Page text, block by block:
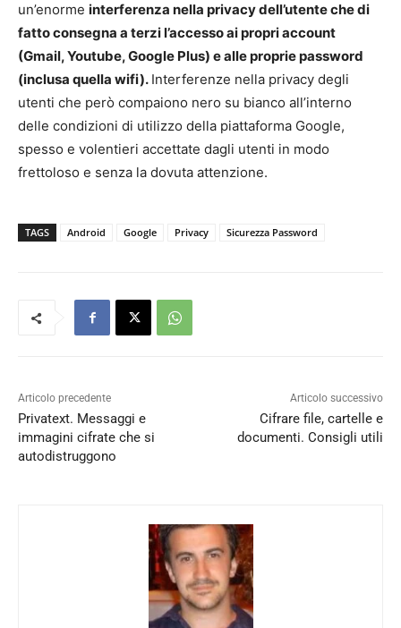
un’enorme interferenza nella privacy dell’utente che di
fatto consegna a terzi l’accesso ai propri account
(Gmail, Youtube, Google Plus) e alle proprie password
(inclusa quella wifi). Interferenze nella privacy degli
utenti che però compaiono nero su bianco all’interno
delle condizioni di utilizzo della piattaforma Google,
spesso e volentieri accettate dagli utenti in modo
frettoloso e senza la dovuta attenzione.
TAGS Android Google Privacy Sicurezza Password
Articolo precedente
Privatext. Messaggi e
immagini cifrate che si
autodistruggono
Articolo successivo
Cifrare file, cartelle e
documenti. Consigli utili